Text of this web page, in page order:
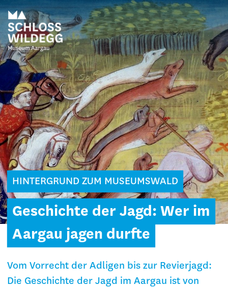
HINTERGRUND ZUM MUSEUMSWALD
Geschichte der Jagd: Wer im
Aargau jagen durfte
Vom Vorrecht der Adligen bis zur Revierjagd:
Die Geschichte der Jagd im Aargau ist von